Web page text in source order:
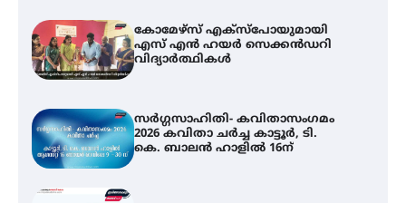
കോമേഴ്സ് എക്സ്പോയുമായി
എസ് എൻ ഹയർ സെക്കൻഡറി
വിദ്യാർത്ഥികൾ
സർഗ്ഗസാഹിതി- കവിതാസംഗമം
2026 കവിതാ ചർച്ച കാട്ടൂർ, ടി.
കെ. ബാലൻ ഹാളിൽ 16ന്